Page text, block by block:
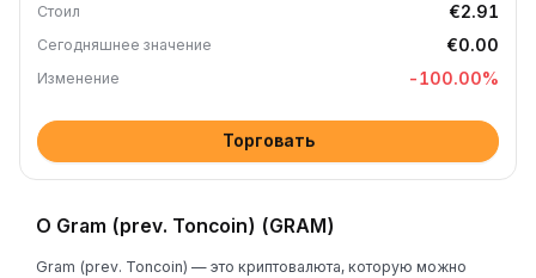
Стоил €2.91
Сегодняшнее значение €0.00
Изменение -100.00%
Торговать
О Gram (prev. Toncoin) (GRAM)
Gram (prev. Toncoin) — это криптовалюта, которую можно